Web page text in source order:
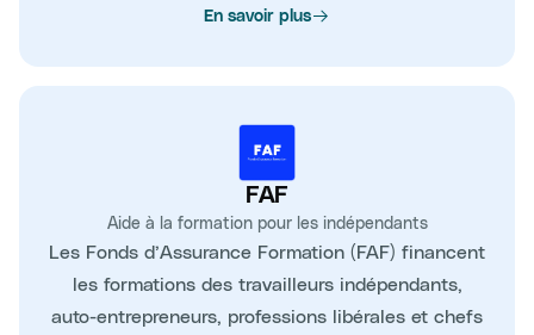
En savoir plus
FAF
Aide à la formation pour les indépendants
Les Fonds d’Assurance Formation (FAF) financent
les formations des travailleurs indépendants,
auto-entrepreneurs, professions libérales et chefs